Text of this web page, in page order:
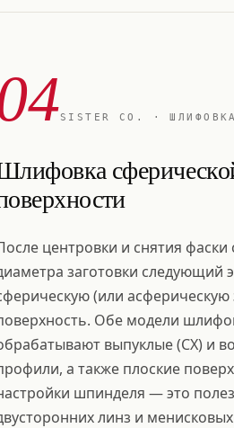
SISTER CO. · ШЛИФОВКА
центровки и снятия фаски
заготовки следующий
(или асферическую
Обе модели
выпуклые (CX) и
а также плоские
шпинделя — это
линз и